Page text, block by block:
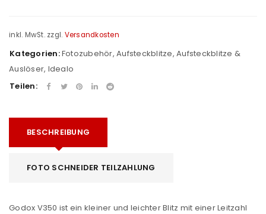
inkl. MwSt. zzgl. Versandkosten
Kategorien:Fotozubehör, Aufsteckblitze, Aufsteckblitze &
Auslöser, Idealo
Teilen:
BESCHREIBUNG
FOTO SCHNEIDER TEILZAHLUNG
Godox V350 ist ein kleiner und leichter Blitz mit einer Leitzahl